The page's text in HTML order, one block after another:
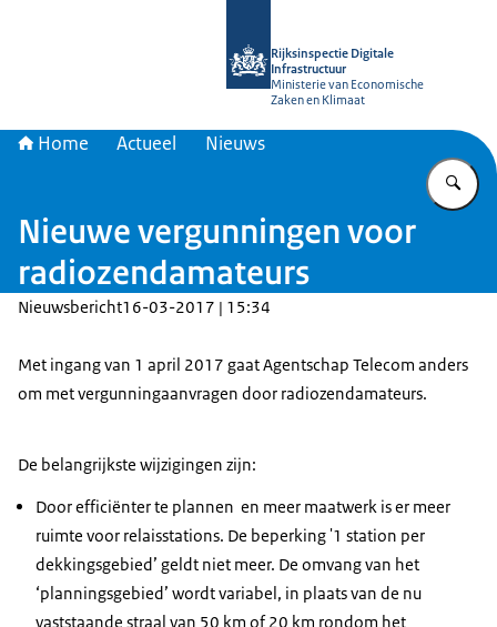
Rijksinspectie Digitale
Infrastructuur
Ministerie van Economische
Zaken en Klimaat
Home Actueel Nieuws
Nieuwe vergunningen voor
radiozendamateurs
Nieuwsbericht16-03-2017 | 15:34
Met ingang van 1 april 2017 gaat Agentschap Telecom anders
om met vergunningaanvragen door radiozendamateurs.
De belangrijkste wijzigingen zijn:
Door efficiënter te plannen en meer maatwerk is er meer
ruimte voor relaisstations. De beperking '1 station per
dekkingsgebied’ geldt niet meer. De omvang van het
‘planningsgebied’ wordt variabel, in plaats van de nu
vaststaande straal van 50 km of 20 km rondom het